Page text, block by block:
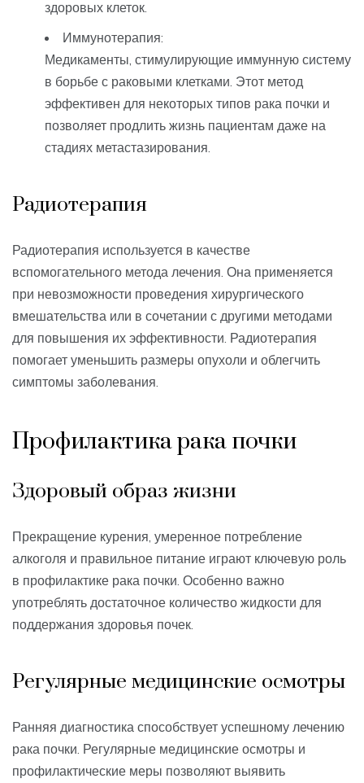
здоровых клеток.
Иммунотерапия:
Медикаменты, стимулирующие иммунную систему
в борьбе с раковыми клетками. Этот метод
эффективен для некоторых типов рака почки и
позволяет продлить жизнь пациентам даже на
стадиях метастазирования.
Радиотерапия
Радиотерапия используется в качестве
вспомогательного метода лечения. Она применяется
при невозможности проведения хирургического
вмешательства или в сочетании с другими методами
для повышения их эффективности. Радиотерапия
помогает уменьшить размеры опухоли и облегчить
симптомы заболевания.
Профилактика рака почки
Здоровый образ жизни
Прекращение курения, умеренное потребление
алкоголя и правильное питание играют ключевую роль
в профилактике рака почки. Особенно важно
употреблять достаточное количество жидкости для
поддержания здоровья почек.
Регулярные медицинские осмотры
Ранняя диагностика способствует успешному лечению
рака почки. Регулярные медицинские осмотры и
профилактические меры позволяют выявить